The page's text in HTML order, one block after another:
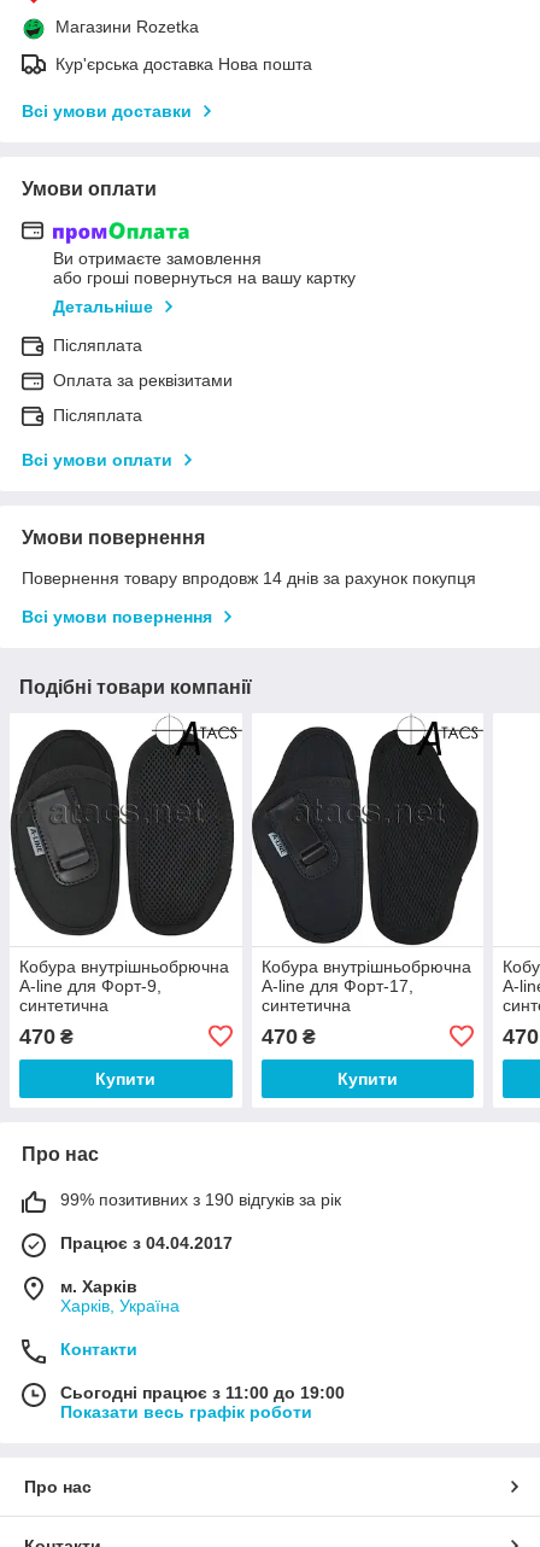
Магазини Rozetka
Кур'єрська доставка Нова пошта
Всі умови доставки
Умови оплати
Ви отримаєте замовлення
або гроші повернуться на вашу картку
Детальніше
Післяплата
Оплата за реквізитами
Післяплата
Всі умови оплати
Умови повернення
Повернення товару впродовж 14 днів за рахунок покупця
Всі умови повернення
Подібні товари компанії
Кобура внутрішньобрючна
A-line для Форт-9,
синтетична
470 ₴
Купити
Кобура внутрішньобрючна
A-line для Форт-17,
синтетична
470₴
Купити
A-
470
Про нас
99% позитивних з 190 відгуків за рік
Працює з 04.04.2017
м. Харків
Харків, Україна
Контакти
Сьогодні працює з 11:00 до 19:00
Показати весь графік роботи
Про нас